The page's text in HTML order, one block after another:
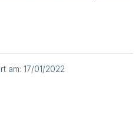
am: 17/01/2022